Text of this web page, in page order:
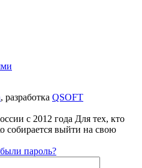
, разработка QSOFT
с 2012 года Для тех, кто
собирается выйти на свою
пароль?